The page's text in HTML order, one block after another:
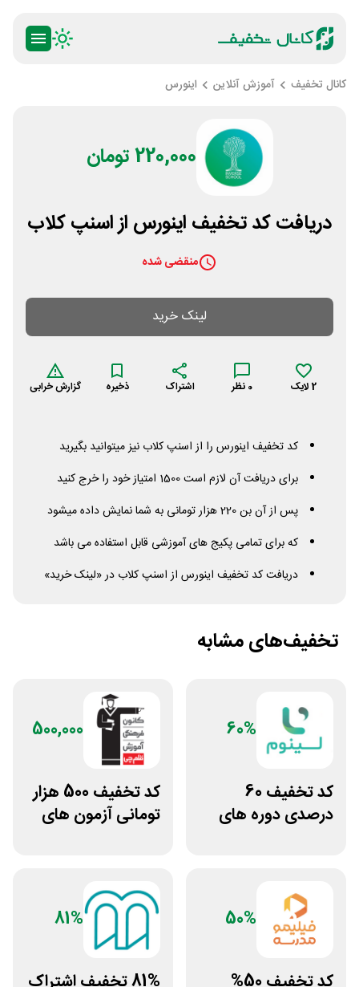
کانال تخفیف آموزش آنلاین اینورس
220,000 تومان
دریافت کد تخفیف اینورس از اسنپ کلاب
منقضی شده
لینک خرید
2لایک 0 نظر اشتراک ذخیره گزارش خرابی
کد تخفیف اینورس را از اسنپ کلاب نیز میتوانید بگیرید
برای دریافت آن لازم است 1500 امتیاز خود را خرج کنید
پس از آن بن 220 هزار تومانی به شما نمایش داده میشود
که برای تمامی پکیج های آموزشی قابل استفاده می باشد
دریافت کد تخفیف اینورس از اسنپ کلاب در «لینک خرید»
تخفیف‌های مشابه
60%
کد تخفیف 60
درصدی دوره های
500,000
کد تخفیف 500 هزار
تومانی آزمون های
50%
81%